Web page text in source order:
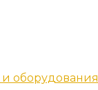
оборудования